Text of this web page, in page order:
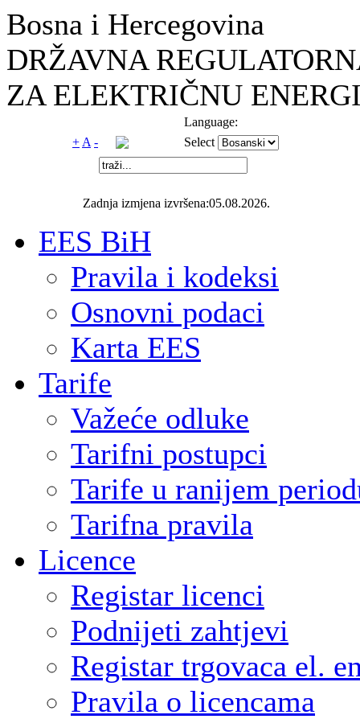
Bosna i Hercegovina
DRŽAVNA
ZA ELEKTRIČNU
Language:
+ A - Select
Zadnja izmjena izvršena:05.08.2026.
EES BiH
Pravila i kodeksi
Osnovni podaci
Karta EES
Tarife
Važeće odluke
Tarifni postupci
Tarife u ranijem
Tarifna pravila
Licence
Registar licenci
Podnijeti zahtjevi
Registar trgovaca el.
Pravila o licencama